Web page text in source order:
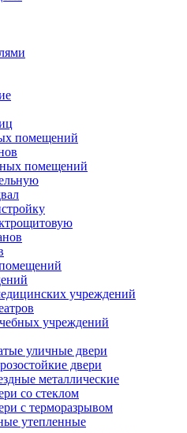
помещений
помещений
учреждений
учреждений
уличные двери
двери
металлические
со стеклом
с терморазрывом
утепленные